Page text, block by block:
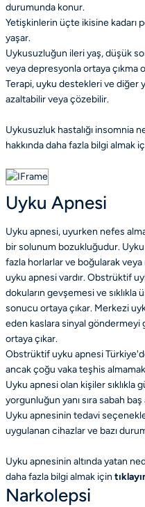
durumunda konur.
Yetişkinlerin üçte ikisine kadarı
yaşar.
Uykusuzluğun ileri yaş, düşük
veya depresyonla ortaya çıkma
Terapi, uyku destekleri ve diğer
azaltabilir veya çözebilir.
Uykusuzluk hastalığı insomnia
hakkında daha fazla bilgi almak
Uyku Apnesi
Uyku apnesi, uyurken nefes
bir solunum bozukluğudur.
fazla horlarlar ve boğularak
uyku apnesi vardır. Obstrüktif
dokuların gevşemesi ve sıklıkla
sonucu ortaya çıkar. Merkezi
eden kaslara sinyal göndermeyi
ortaya çıkar.
Obstrüktif uyku apnesi
ancak çoğu vaka teşhis
Uyku apnesi olan kişiler sıklıkla
yorgunluğun yanı sıra sabah
Uyku apnesinin tedavi
uygulanan cihazlar ve bazı
Uyku apnesinin altında yatan
daha fazla bilgi almak için
Narkolepsi